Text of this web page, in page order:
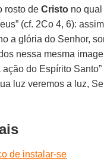
rosto deCristo no
(cf. 2Co 4, 6):
a glória do Senhor,
nessa mesma
do Espírito Santo”
luz veremos a luz,
de instalar-se